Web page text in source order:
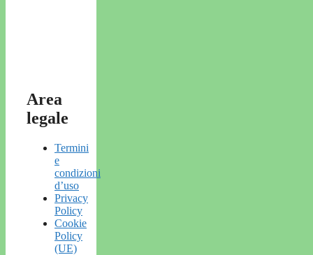
Area
legale
Termini
e
condizioni
d’uso
Privacy
Policy
Cookie
Policy
(UE)